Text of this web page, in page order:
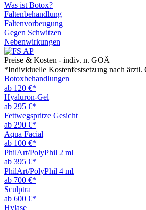
Was ist Botox?
Faltenbehandlung
Faltenvorbeugung
Gegen Schwitzen
Nebenwirkungen
Preise & Kosten - indiv. n. GOÄ
*Individuelle Kostenfestsetzung nach ärztl.
Botoxbehandlungen
ab 120 €*
Hyaluron-Gel
ab 295 €*
Fettwegspritze Gesicht
ab 290 €*
Aqua Facial
ab 100 €*
PhilArt/PolyPhil 2 ml
ab 395 €*
PhilArt/PolyPhil 4 ml
ab 700 €*
Sculptra
ab 600 €*
Hylase